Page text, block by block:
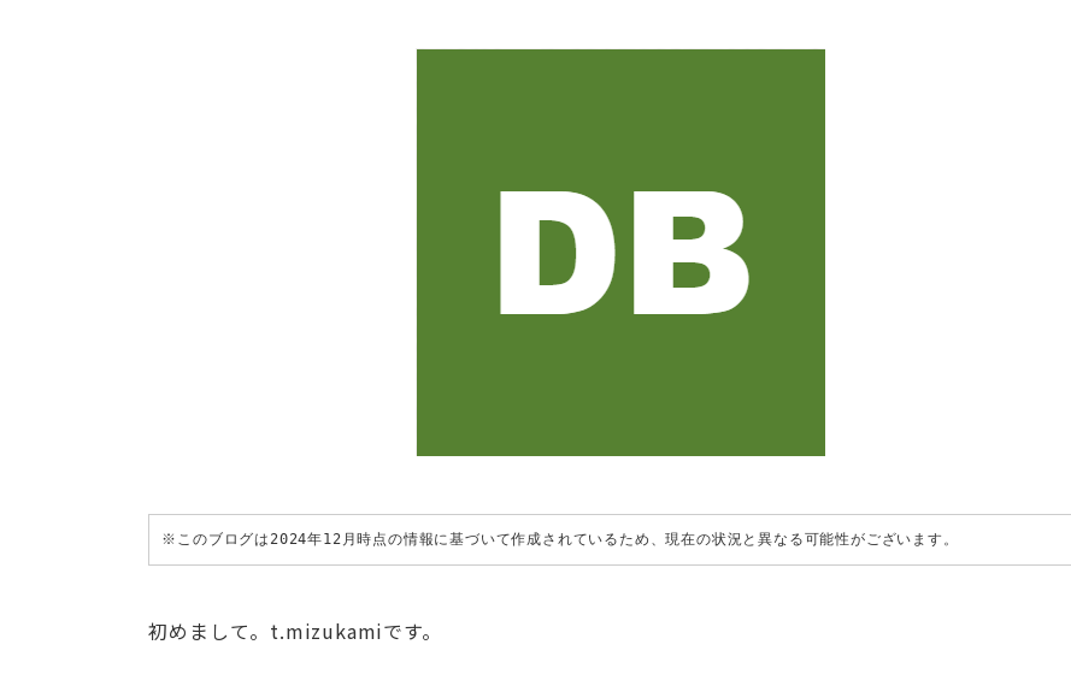
※このブログは2024年12月時点の情報に基づいて作成されているため、現在の状況と異なる可能性がございます。
初めまして。t.mizukamiです。